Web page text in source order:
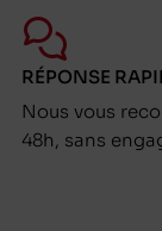
RÉPONSE
Nous vous
48h, sans